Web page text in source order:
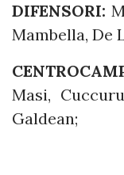
DIFENSORI:
Mambella, De
Masi,
Galdean;